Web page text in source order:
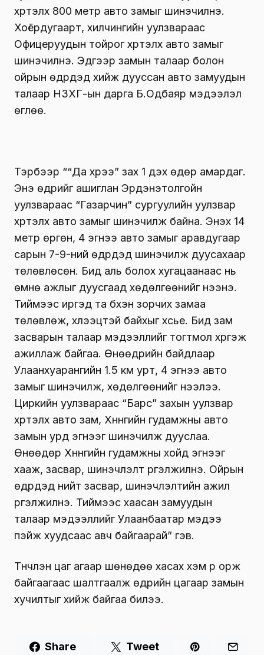
хүртэлх 800 метр авто замыг шинэчилнэ.
Хоёрдугаарт, хилчингийн уулзвараас
Офицеруудын тойрог хүртэлх авто замыг
шинэчилнэ. Эдгээр замын талаар болон
ойрын өдрүүдэд хийж дууссан авто замуудын
талаар НЗХГ-ын дарга Б.Одбаяр мэдээлэл
өглөө.
Тэрбээр ““Да хүрээ” зах 1 дэх өдөр амардаг.
Энэ өдрийг ашиглан Эрдэнэтолгойн
уулзвараас “Газарчин” сургуулийн уулзвар
хүртэлх авто замыг шинэчилж байна. Энэхүү 14
метр өргөн, 4 эгнээ авто замыг аравдугаар
сарын 7-9-ний өдрүүдэд шинэчилж дуусахаар
төлөвлөсөн. Бид аль болох хугацаанаас нь
өмнө ажлыг дуусгаад хөдөлгөөнийг нээнэ.
Тиймээс иргэд та бүхэн зорчих замаа
төлөвлөж, хүлээцтэй байхыг хүсье. Бид зам
засварын талаар мэдээллийг тогтмол хүргэж
ажиллаж байгаа. Өнөөдрийн байдлаар
Улаанхуарангийн 1.5 км урт, 4 эгнээ авто
замыг шинэчилж, хөдөлгөөнийг нээлээ.
Циркийн уулзвараас “Барс” захын уулзвар
хүртэлх авто зам, Хүннүгийн гудамжны авто
замын урд эгнээг шинэчилж дууслаа.
Өнөөдөр Хүннүгийн гудамжны хойд эгнээг
хааж, засвар, шинэчлэлт үргэлжилнэ. Ойрын
өдрүүдэд нийт засвар, шинэчлэлтийн ажил
үргэлжилнэ. Тиймээс хаасан замуудын
талаар мэдээллийг Улаанбаатар мэдээ
пэйж хуудсаас авч байгаарай” гэв.
Түүнчлэн цаг агаар шөнөдөө хасах хэм рүү орж
байгаагаас шалтгаалж өдрийн цагаар замын
хучилтыг хийж байгаа билээ.
Share Tweet